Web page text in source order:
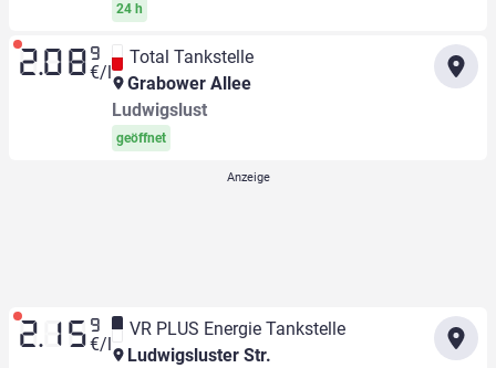
24 h
2.08 9
€/l
Total Tankstelle
Grabower Allee
Ludwigslust
geöffnet
2.15 9
€/l
VR PLUS Energie Tankstelle
Ludwigsluster Str.